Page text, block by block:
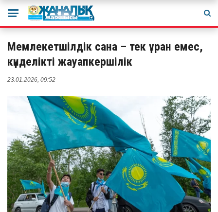
Мемлекетшілдік сана – тек ұран емес,
күнделікті жауапкершілік
23.01.2026, 09:52